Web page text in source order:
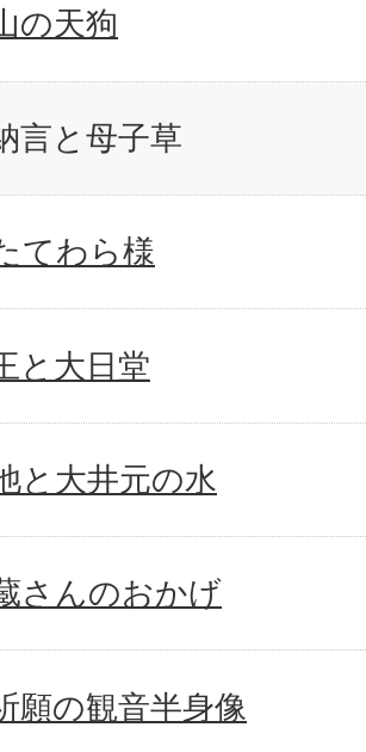
の天狗
言と母子草
てわら様
と大日堂
と大井元の水
さんのおかげ
願の観音半身像